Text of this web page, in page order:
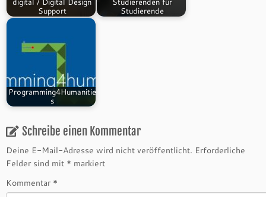
Support
Studierende
Programming4Humanitie
s
Schreibe einen Kommentar
Deine E-Mail-Adresse wird nicht veröffentlicht. Erforderliche
Felder sind mit * markiert
Kommentar *